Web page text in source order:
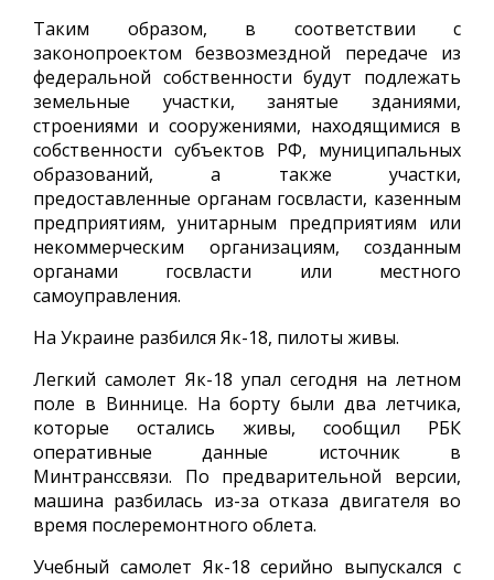
Таким образом, в соответствии с
законопроектом безвозмездной передаче из
федеральной собственности будут подлежать
земельные участки, занятые зданиями,
строениями и сооружениями, находящимися в
собственности субъектов РФ, муниципальных
образований, а также участки,
предоставленные органам госвласти, казенным
предприятиям, унитарным предприятиям или
некоммерческим организациям, созданным
органами госвласти или местного
самоуправления.
На Украине разбился Як-18, пилоты живы.
Легкий самолет Як-18 упал сегодня на летном
поле в Виннице. На борту были два летчика,
которые остались живы, сообщил РБК
оперативные данные источник в
Минтранссвязи. По предварительной версии,
машина разбилась из-за отказа двигателя во
время послеремонтного облета.
Учебный самолет Як-18 серийно выпускался с